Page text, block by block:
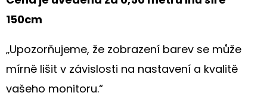
150cm
„Upozorňujeme, že zobrazení barev se může
mírně lišit v závislosti na nastavení a kvalitě
vašeho monitoru.“